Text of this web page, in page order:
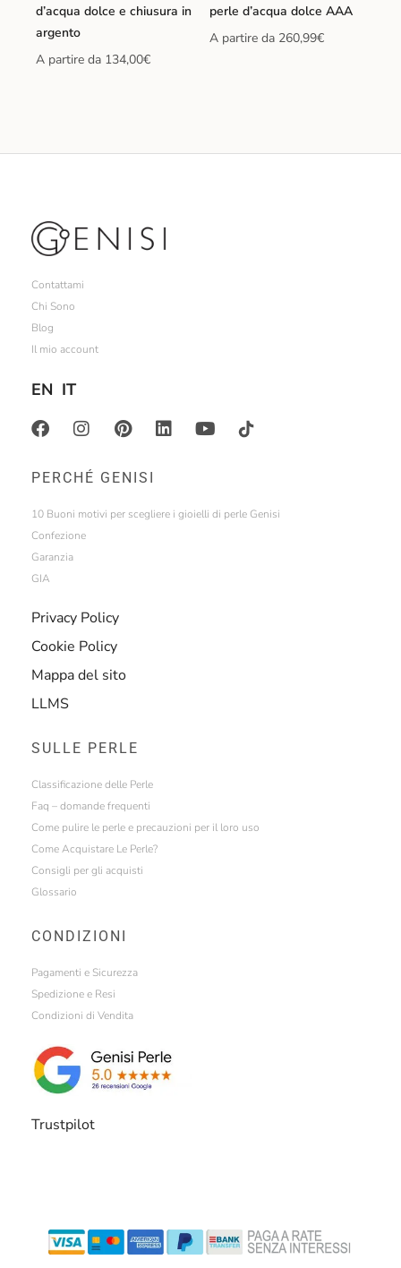
d’acqua dolce e chiusura in
argento
A partire da 134,00€
perle d’acqua dolce AAA
A partire da 260,99€
Contattami
Chi Sono
Blog
Il mio account
EN IT
PERCHÉ GENISI
10 Buoni motivi per scegliere i gioielli di perle Genisi
Confezione
Garanzia
GIA
Privacy Policy
Cookie Policy
Mappa del sito
LLMS
SULLE PERLE
Classificazione delle Perle
Faq – domande frequenti
Come pulire le perle e precauzioni per il loro uso
Come Acquistare Le Perle?
Consigli per gli acquisti
Glossario
CONDIZIONI
Pagamenti e Sicurezza
Spedizione e Resi
Condizioni di Vendita
Trustpilot